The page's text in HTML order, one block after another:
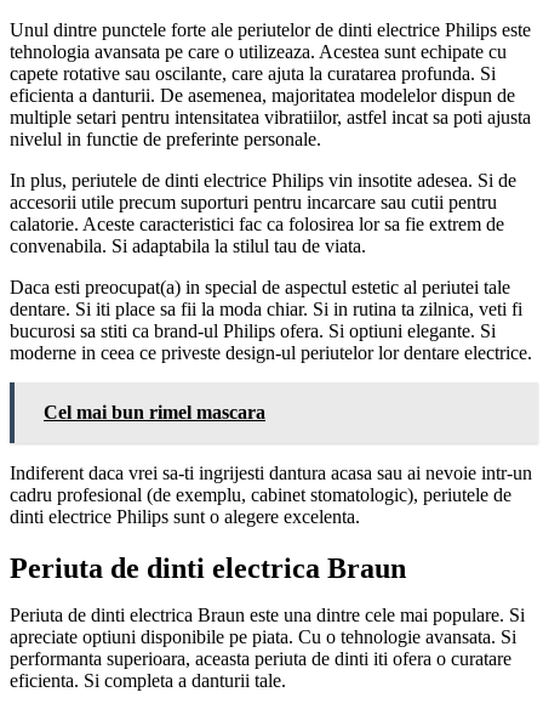
Unul dintre punctele forte ale periutelor de dinti electrice Philips este
tehnologia avansata pe care o utilizeaza. Acestea sunt echipate cu
capete rotative sau oscilante, care ajuta la curatarea profunda. Si
eficienta a danturii. De asemenea, majoritatea modelelor dispun de
multiple setari pentru intensitatea vibratiilor, astfel incat sa poti ajusta
nivelul in functie de preferinte personale.
In plus, periutele de dinti electrice Philips vin insotite adesea. Si de
accesorii utile precum suporturi pentru incarcare sau cutii pentru
calatorie. Aceste caracteristici fac ca folosirea lor sa fie extrem de
convenabila. Si adaptabila la stilul tau de viata.
Daca esti preocupat(a) in special de aspectul estetic al periutei tale
dentare. Si iti place sa fii la moda chiar. Si in rutina ta zilnica, veti fi
bucurosi sa stiti ca brand-ul Philips ofera. Si optiuni elegante. Si
moderne in ceea ce priveste design-ul periutelor lor dentare electrice.
Cel mai bun rimel mascara
Indiferent daca vrei sa-ti ingrijesti dantura acasa sau ai nevoie intr-un
cadru profesional (de exemplu, cabinet stomatologic), periutele de
dinti electrice Philips sunt o alegere excelenta.
Periuta de dinti electrica Braun
Periuta de dinti electrica Braun este una dintre cele mai populare. Si
apreciate optiuni disponibile pe piata. Cu o tehnologie avansata. Si
performanta superioara, aceasta periuta de dinti iti ofera o curatare
eficienta. Si completa a danturii tale.